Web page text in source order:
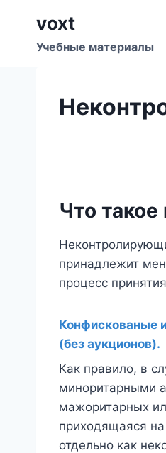
содержимому
voxt
Учебные материалы
Что
принадлежит
процесс
Конфискованые
(без аукционов).
Как правило, в
миноритарными
мажоритарных
приходящаяся
отдельно как